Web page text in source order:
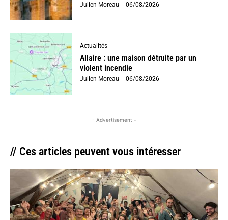
Julien Moreau - 06/08/2026
Actualités
Allaire : une maison détruite par un
violent incendie
Julien Moreau - 06/08/2026
- Advertisement -
// Ces articles peuvent vous intéresser